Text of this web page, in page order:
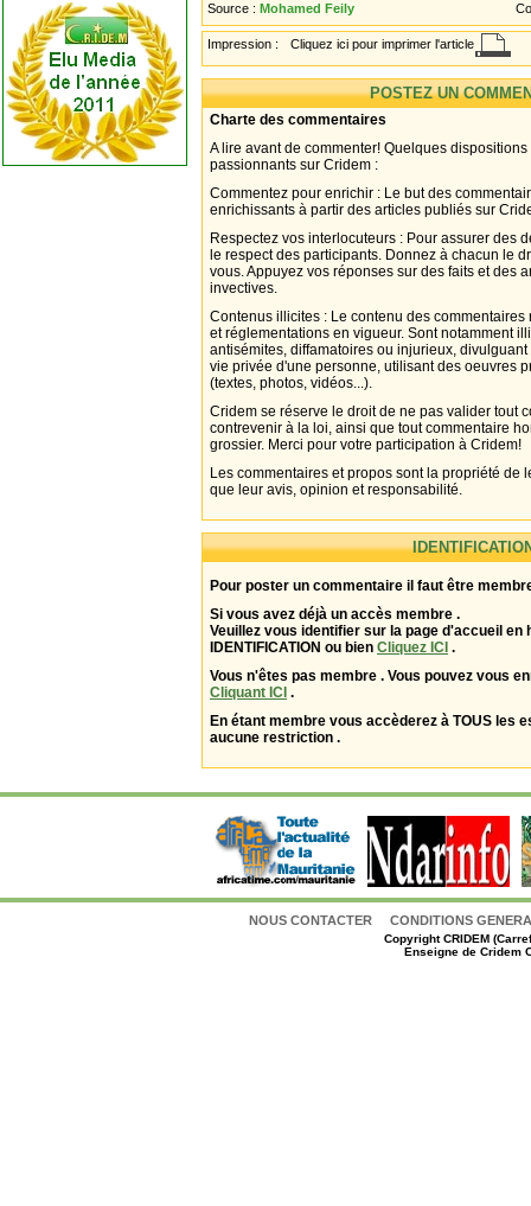
Source : Mohamed Feily
Impression : Cliquez ici pour imprimer l'article
POSTEZ UN
Charte des commentaires
A lire avant de commenter! Quelques
passionnants sur Cridem :
Commentez pour enrichir : Le but des
enrichissants à partir des articles publiés sur
Respectez vos interlocuteurs : Pour assurer des
le respect des participants. Donnez à chacun le
vous. Appuyez vos réponses sur des faits et des
invectives.
Contenus illicites : Le contenu des
et réglementations en vigueur. Sont notamment
antisémites, diffamatoires ou injurieux,
vie privée d'une personne, utilisant des oeuvres
(textes, photos, vidéos...).
Cridem se réserve le droit de ne pas valider tout
contrevenir à la loi, ainsi que tout commentaire
grossier. Merci pour votre participation à Cridem!
Les commentaires et propos sont la propriété de
que leur avis, opinion et responsabilité.
Pour poster un commentaire il faut être
Si vous avez déjà un accès membre .
Veuillez vous identifier sur la page d'accueil en
IDENTIFICATION ou bien Cliquez ICI .
Vous n'êtes pas membre . Vous pouvez vous
Cliquant ICI .
En étant membre vous accèderez à TOUS les
aucune restriction .
NOUS CONTACTER CONDITIONS
CopyrightCRIDEM
Enseigne de Cridem